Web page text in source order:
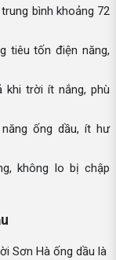
bình khoảng 72
tiêu tốn điện năng,
khi trời ít nắng, phù
ống dầu, ít hư
không lo bị chập
Sơn Hà ống dầu là